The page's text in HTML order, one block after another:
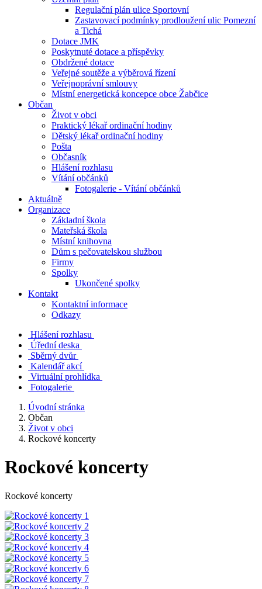
Regulační plán ulice Sportovní
Zastavovací podmínky prodloužení ulic Pomezní
a Tichá
Dotace JMK
Poskytnuté dotace a příspěvky
Obdržené dotace
Veřejné soutěže a výběrová řízení
Veřejnoprávní smlouvy
Místní energetická koncepce obce Žabčice
Občan
Život v obci
Praktický lékař ordinační hodiny
Dětský lékař ordinační hodiny
Pošta
Občasník
Hlášení rozhlasu
Vítání občánků
Fotogalerie - Vítání občánků
Aktuálně
Organizace
Základní škola
Mateřská škola
Místní knihovna
Dům s pečovatelskou službou
Firmy
Spolky
Ukončené spolky
Kontakt
Kontaktní informace
Odkazy
Hlášení rozhlasu
Úřední deska
Sběrný dvůr
Kalendář akcí
Virtuální prohlídka
Fotogalerie
Úvodní stránka
Občan
Život v obci
Rockové koncerty
Rockové koncerty
Rockové koncerty